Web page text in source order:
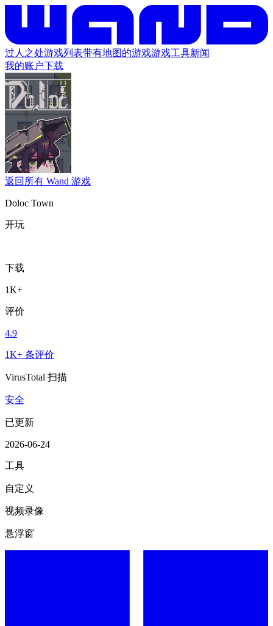
过人之处游戏列表带有地图的游戏游戏工具新闻
我的账户下载
返回所有 Wand 游戏
Doloc Town
开玩
下载
1K+
评价
4.9
1K+ 条评价
VirusTotal 扫描
安全
已更新
2026-06-24
工具
自定义
视频录像
悬浮窗